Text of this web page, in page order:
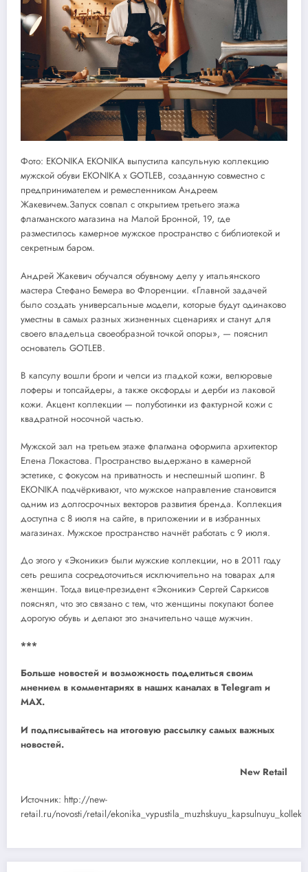
Фото: EKONIKA EKONIKA выпустила капсульную коллекцию
мужской обуви EKONIKA x GOTLEB, созданную совместно с
предпринимателем и ремесленником Андреем
Жакевичем.Запуск совпал с открытием третьего этажа
флагманского магазина на Малой Бронной, 19, где
разместилось камерное мужское пространство с библиотекой и
секретным баром.
Андрей Жакевич обучался обувному делу у итальянского
мастера Стефано Бемера во Флоренции. «Главной задачей
было создать универсальные модели, которые будут одинаково
уместны в самых разных жизненных сценариях и станут для
своего владельца своеобразной точкой опоры», — пояснил
основатель GOTLEB.
В капсулу вошли броги и челси из гладкой кожи, велюровые
лоферы и топсайдеры, а также оксфорды и дерби из лаковой
кожи. Акцент коллекции — полуботинки из фактурной кожи с
квадратной носочной частью.
Мужской зал на третьем этаже флагмана оформила архитектор
Елена Локастова. Пространство выдержано в камерной
эстетике, с фокусом на приватность и неспешный шопинг. В
EKONIKA подчёркивают, что мужское направление становится
одним из долгосрочных векторов развития бренда. Коллекция
доступна с 8 июля на сайте, в приложении и в избранных
магазинах. Мужское пространство начнёт работать с 9 июля.
До этого у «Эконики» были мужские коллекции, но в 2011 году
сеть решила сосредоточиться исключительно на товарах для
женщин. Тогда вице-президент «Эконики» Сергей Саркисов
пояснял, что это связано с тем, что женщины покупают более
дорогую обувь и делают это значительно чаще мужчин.
***
Больше новостей и возможность поделиться своим
мнением в комментариях в наших каналах в Telegram и
MAX.
И подписывайтесь на итоговую рассылку самых важных
новостей.
New Retail
Источник: http://new-
retail.ru/novosti/retail/